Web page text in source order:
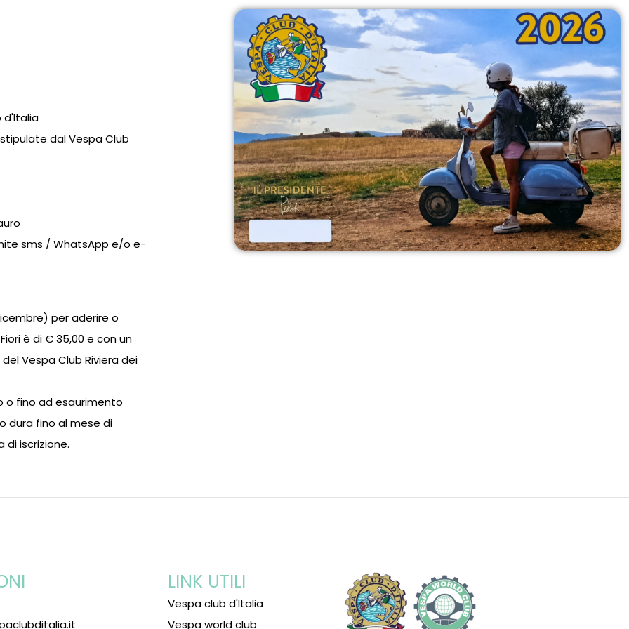
d'Italia
dal Vespa Club
sms / WhatsApp e/o e-
per aderire o
è di € 35,00 e con un
Vespa Club Riviera dei
o fino ad esaurimento
dura fino al mese di
di iscrizione.
LINK UTILI
Vespa club d'Italia
Vespa world club